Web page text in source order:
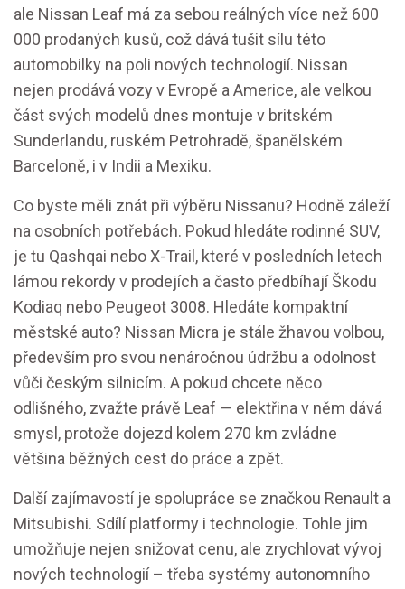
ale Nissan Leaf má za sebou reálných více než 600
000 prodaných kusů, což dává tušit sílu této
automobilky na poli nových technologií. Nissan
nejen prodává vozy v Evropě a Americe, ale velkou
část svých modelů dnes montuje v britském
Sunderlandu, ruském Petrohradě, španělském
Barceloně, i v Indii a Mexiku.
Co byste měli znát při výběru Nissanu? Hodně záleží
na osobních potřebách. Pokud hledáte rodinné SUV,
je tu Qashqai nebo X-Trail, které v posledních letech
lámou rekordy v prodejích a často předbíhají Škodu
Kodiaq nebo Peugeot 3008. Hledáte kompaktní
městské auto? Nissan Micra je stále žhavou volbou,
především pro svou nenáročnou údržbu a odolnost
vůči českým silnicím. A pokud chcete něco
odlišného, zvažte právě Leaf — elektřina v něm dává
smysl, protože dojezd kolem 270 km zvládne
většina běžných cest do práce a zpět.
Další zajímavostí je spolupráce se značkou Renault a
Mitsubishi. Sdílí platformy i technologie. Tohle jim
umožňuje nejen snižovat cenu, ale zrychlovat vývoj
nových technologií – třeba systémy autonomního